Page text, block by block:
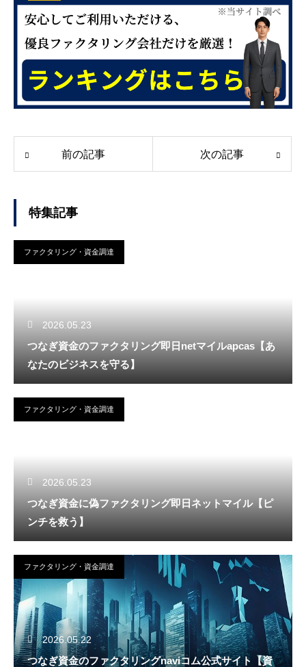
前の記事 次の記事
特集記事
ファクタリング・資金調達
2026.05.23
つなぎ資金のファクタリング即日netマイルapcas【あ
なたのビジネスを守る】
ファクタリング・資金調達
2026.05.23
つなぎ資金に偽ファクタリング即日ネットマイル【ピ
ンチを救う】
ファクタリング・資金調達
2026.05.22
つなぎ資金のファクタリングnaviコム公式サイト【資